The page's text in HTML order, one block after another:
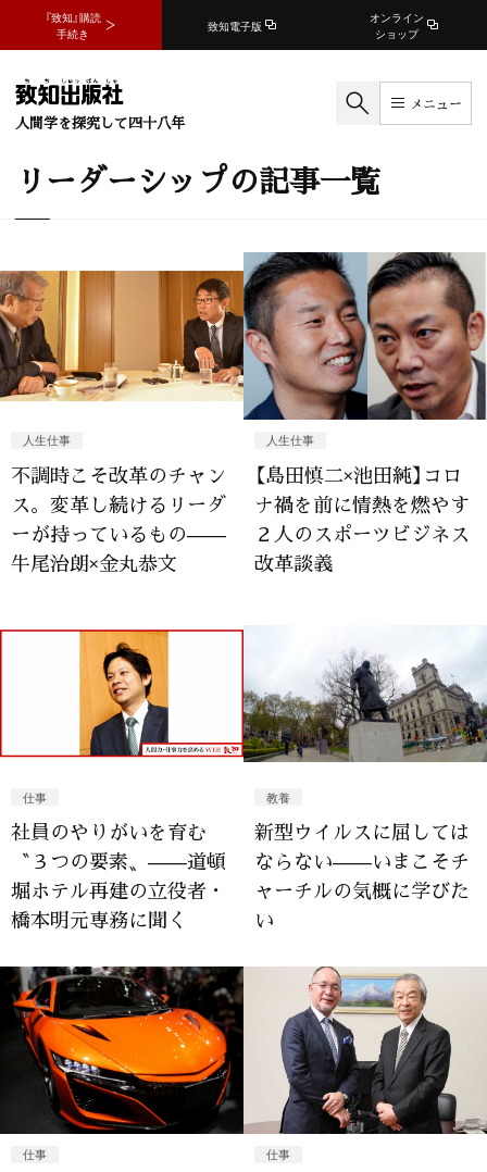
『致知』購読
手続き
致知電子版
オンライン
ショップ
人間学を探究して四十八年
メニュー
リーダーシップの記事一覧
人生仕事
不調時こそ改革のチャン
ス。変革し続けるリーダ
ーが持っているもの——
牛尾治朗×金丸恭文
人生仕事
【島田慎二×池田純】コロ
ナ禍を前に情熱を燃やす
２人のスポーツビジネス
改革談義
仕事
社員のやりがいを育む
〝３つの要素〟——道頓
堀ホテル再建の立役者・
橋本明元専務に聞く
教養
新型ウイルスに屈しては
ならない——いまこそチ
ャーチルの気概に学びた
い
仕事 仕事